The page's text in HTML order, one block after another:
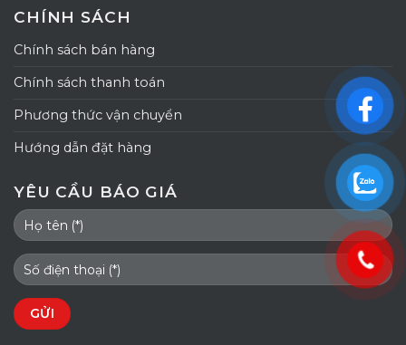
CHÍNH SÁCH
Chính sách bán hàng
Chính sách thanh toán
Phương thức vận chuyển
Hướng dẫn đặt hàng
YÊU CẦU BÁO GIÁ